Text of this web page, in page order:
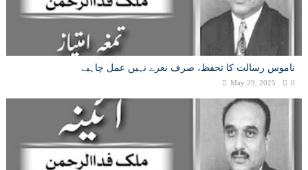
ناموس رسالت کا تحفظ، صرف نعرے نہیں عمل چاہیے
May 29, 2025 0